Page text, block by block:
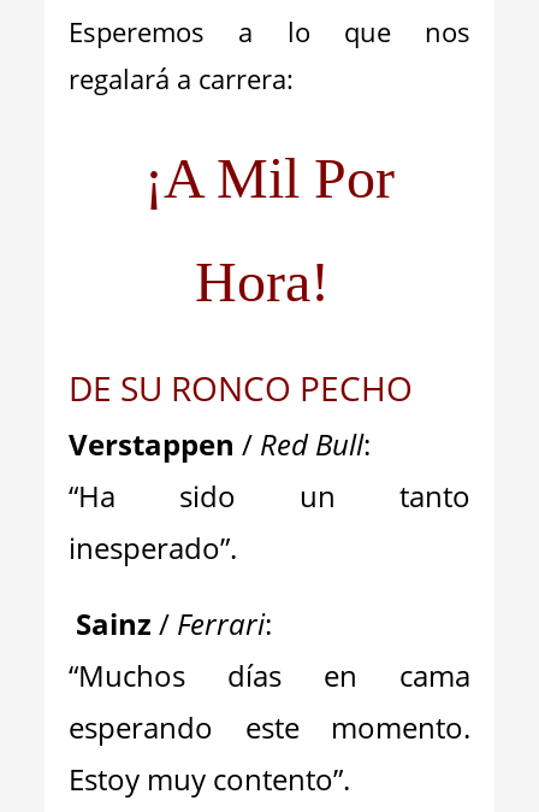
Esperemos a lo que nos
regalará a carrera:
¡A Mil Por
Hora!
DE SU RONCO PECHO
Verstappen/ Red Bull:
“Ha sido un tanto
inesperado”.
Sainz/ Ferrari:
“Muchos días en cama
esperando este momento.
Estoy muy contento”.